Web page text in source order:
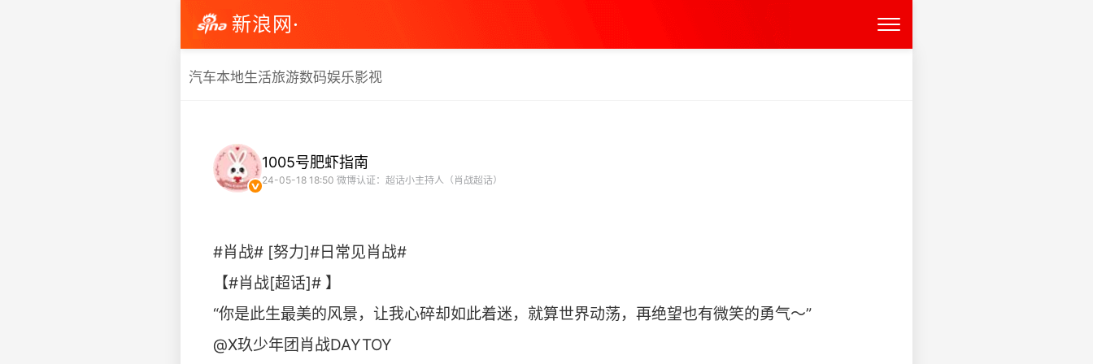
新浪网·
汽车本地生活旅游数码娱乐影视
1005号肥虾指南
24-05-18 18:50 微博认证：超话小主持人（肖战超话）
#肖战# [努力]#日常见肖战#
【#肖战[超话]# 】
“你是此生最美的风景，让我心碎却如此着迷，就算世界动荡，再绝望也有微笑的勇气～”
@X玖少年团肖战DAYTOY